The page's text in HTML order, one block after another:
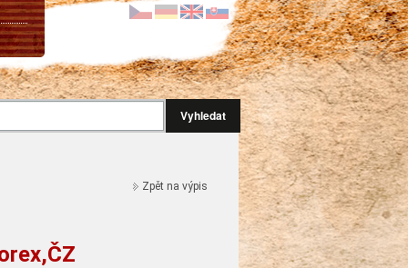
Vyhledat
Zpět na výpis